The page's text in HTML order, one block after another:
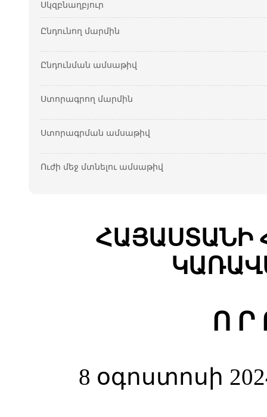
Սկզբնաղբյուր
Ընդունող մարմին
Ընդունման ամսաթիվ
Ստորագրող մարմին
Ստորագրման ամսաթիվ
Ուժի մեջ մտնելու ամսաթիվ
ՀԱՅԱՍՏԱՆԻ
Ո Ր
8 օգոստոսի